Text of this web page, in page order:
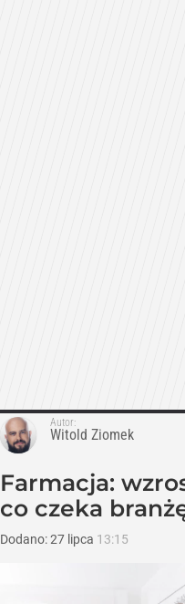
Autor:
Witold Ziomek
Farmacja:
co czeka
Dodano:27 lipca 13:15